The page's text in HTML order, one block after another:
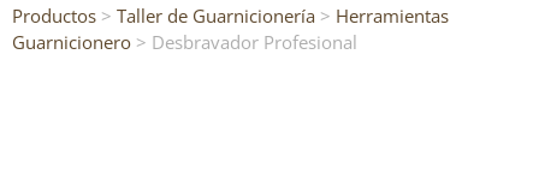
Productos > Taller de Guarnicionería > Herramientas
Guarnicionero > Desbravador Profesional